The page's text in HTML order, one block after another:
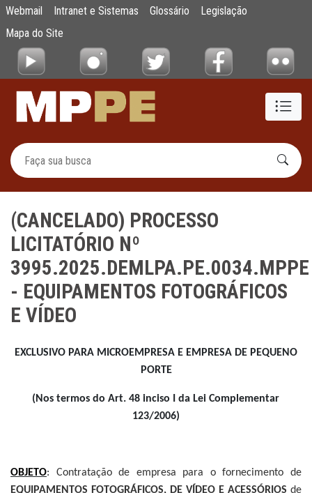
Pular para o Conteúdo principal
(CANCELADO) PROCESSO LICITATÓRIO
Webmail Intranet e Sistemas Glossário
Legislação
Mapa do Site
(CANCELADO) PROCESSO
LICITATÓRIO Nº
3995.2025.DEMLPA.PE.0034.MPPE
- EQUIPAMENTOS FOTOGRÁFICOS
E VÍDEO
EXCLUSIVO PARA MICROEMPRESA E EMPRESA DE PEQUENO
PORTE
(Nos termos do Art. 48 inciso I da Lei Complementar
123/2006)
OBJETO: Contratação de empresa para o fornecimento de
EQUIPAMENTOS FOTOGRÁFICOS, DE VÍDEO E ACESSÓRIOS de